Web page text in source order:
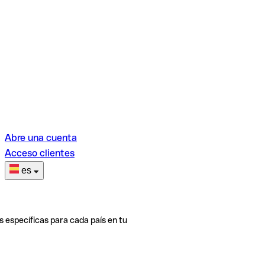
Abre una cuenta
Acceso clientes
es
específicas para cada país en tu